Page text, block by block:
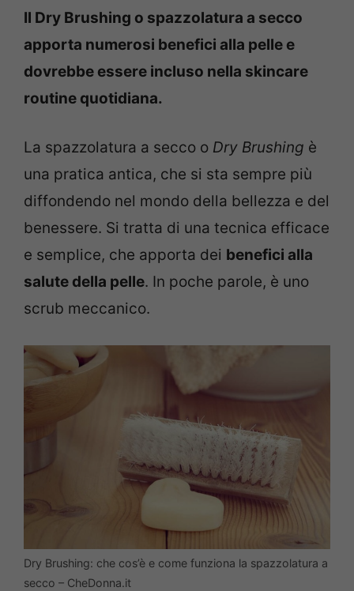
Il Dry Brushing o spazzolatura a secco
apporta numerosi benefici alla pelle e
dovrebbe essere incluso nella skincare
routine quotidiana.
La spazzolatura a secco o Dry Brushing è
una pratica antica, che si sta sempre più
diffondendo nel mondo della bellezza e del
benessere. Si tratta di una tecnica efficace
e semplice, che apporta dei benefici alla
salute della pelle. In poche parole, è uno
scrub meccanico.
Dry Brushing: che cos’è e come funziona la spazzolatura a
secco – CheDonna.it